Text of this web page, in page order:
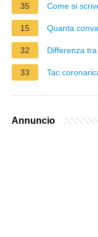
35 Come si
15 Quanta
32 Differenza
33 Tac
Annuncio